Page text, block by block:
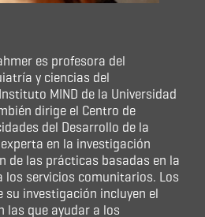
es profesora del
y ciencias del
MIND de la Universidad
dirige el Centro de
del Desarrollo de la
en la investigación
de las prácticas basadas en la
los servicios comunitarios. Los
su investigación incluyen el
las que ayudar a los